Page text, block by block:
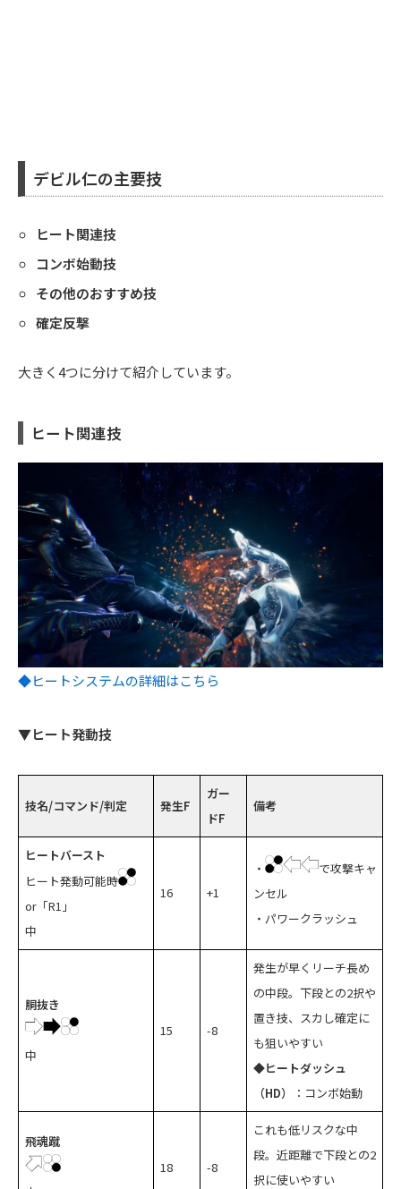
デビル仁の主要技
ヒート関連技
コンボ始動技
その他のおすすめ技
確定反撃
大きく4つに分けて紹介しています。
ヒート関連技
◆ヒートシステムの詳細はこちら
▼ヒート発動技
技名/コマンド/判定 発生F
ガー
ドF
備考
ヒートバースト
ヒート発動可能時
or「R1」
中
16 +1
・
で攻撃キャ
ンセル
・パワークラッシュ
胴抜き
中
15 -8
発生が早くリーチ長め
の中段。下段との2択や
置き技、スカし確定に
も狙いやすい
◆ヒートダッシュ
（HD）
：コンボ始動
飛魂蹴
18 -8
これも低リスクな中
段。近距離で下段との2
択に使いやすい